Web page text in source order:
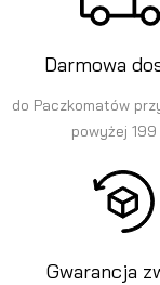
Darmowa
do Paczkomatów
powyżej 199
Gwarancja